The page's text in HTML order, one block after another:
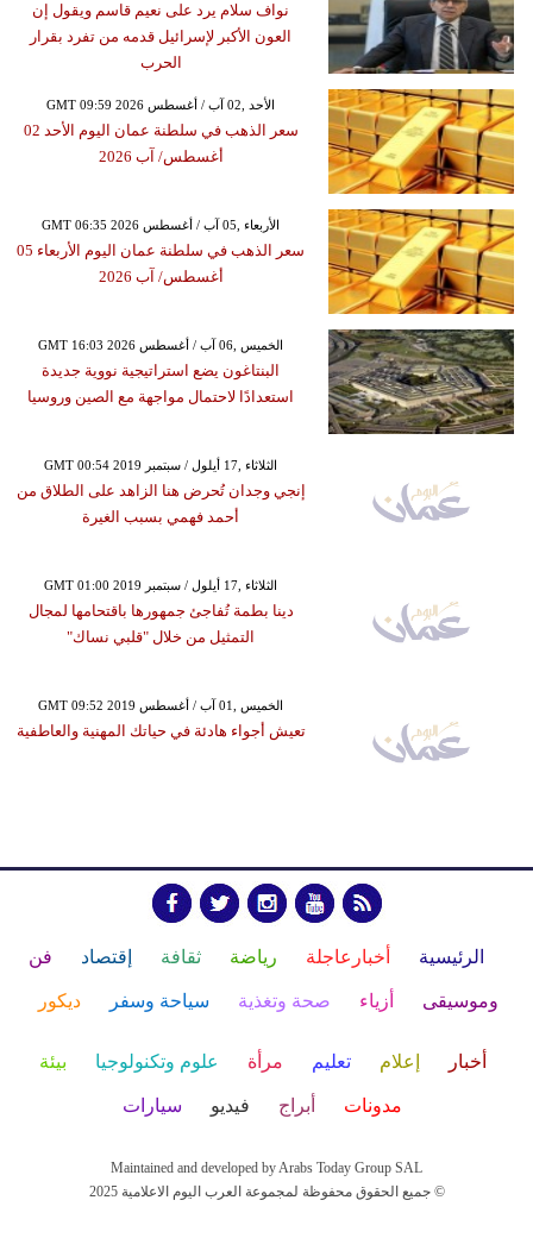
نواف سلام يرد على نعيم قاسم ويقول إن
العون الأكبر لإسرائيل قدمه من تفرد بقرار
الحرب
GMT 09:59 2026 الأحد ,02 آب / أغسطس
سعر الذهب في سلطنة عمان اليوم الأحد 02
أغسطس/ آب 2026
GMT 06:35 2026 الأربعاء ,05 آب / أغسطس
سعر الذهب في سلطنة عمان اليوم الأربعاء 05
أغسطس/ آب 2026
GMT 16:03 2026 الخميس ,06 آب / أغسطس
البنتاغون يضع استراتيجية نووية جديدة
استعدادًا لاحتمال مواجهة مع الصين وروسيا
GMT 00:54 2019 الثلاثاء ,17 أيلول / سبتمبر
إنجي وجدان تُحرض هنا الزاهد على الطلاق من
أحمد فهمي بسبب الغيرة
GMT 01:00 2019 الثلاثاء ,17 أيلول / سبتمبر
دينا بطمة تُفاجئ جمهورها باقتحامها لمجال
التمثيل من خلال "قلبي نساك"
GMT 09:52 2019 الخميس ,01 آب / أغسطس
تعيش أجواء هادئة في حياتك المهنية والعاطفية
الرئيسية أخبارعاجلة رياضة ثقافة إقتصاد فن
وموسيقى أزياء صحة وتغذية سياحة وسفر ديكور
أخبار إعلام تعليم مرأة علوم وتكنولوجيا بيئة
مدونات أبراج فيديو سيارات
Maintained and developed by Arabs Today Group SAL
جميع الحقوق محفوظة لمجموعة العرب اليوم الاعلامية 2025 ©